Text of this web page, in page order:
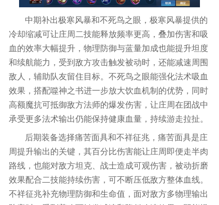
中期补出极寒风暴和不死鸟之眼，极寒风暴提供的
冷却缩减可让庄周二技能释放频率更高，叠加伤害和吸
血的效率大幅提升，物理防御与蓝量加成也能提升坦度
和续航能力，受到敌方攻击触发被动时，还能减速周围
敌人，辅助队友留住目标。不死鸟之眼能强化法术吸血
效果，搭配噬神之书进一步放大饮血机制的优势，同时
高额魔抗可抵御敌方法师的爆发伤害，让庄周在团战中
承受更多法术输出仍能保持健康血量，持续游走拉扯。
后期装备选择痛苦面具和不祥征兆，痛苦面具是庄
周提升输出的关键，其百分比伤害能让庄周即便走半肉
路线，也能对敌方坦克、战士造成可观伤害，被动折磨
效果配合二技能持续伤害，可不断压低敌方整体血线。
不祥征兆补充物理防御和生命值，面对敌方多物理输出